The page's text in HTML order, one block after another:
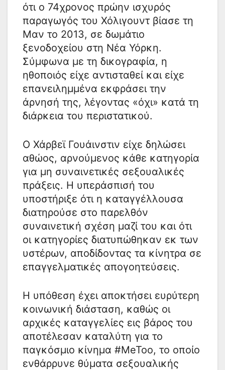
ότι ο 74χρονος πρώην ισχυρός
παραγωγός του Χόλιγουντ βίασε τη
Μαν το 2013, σε δωμάτιο
ξενοδοχείου στη Νέα Υόρκη.
Σύμφωνα με τη δικογραφία, η
ηθοποιός είχε αντισταθεί και είχε
επανειλημμένα εκφράσει την
άρνησή της, λέγοντας «όχι» κατά τη
διάρκεια του περιστατικού.
Ο Χάρβεϊ Γουάινστιν είχε δηλώσει
αθώος, αρνούμενος κάθε κατηγορία
για μη συναινετικές σεξουαλικές
πράξεις. Η υπεράσπισή του
υποστήριξε ότι η καταγγέλλουσα
διατηρούσε στο παρελθόν
συναινετική σχέση μαζί του και ότι
οι κατηγορίες διατυπώθηκαν εκ των
υστέρων, αποδίδοντας τα κίνητρα σε
επαγγελματικές απογοητεύσεις.
Η υπόθεση έχει αποκτήσει ευρύτερη
κοινωνική διάσταση, καθώς οι
αρχικές καταγγελίες εις βάρος του
αποτέλεσαν καταλύτη για το
παγκόσμιο κίνημα #MeToo, το οποίο
ενθάρρυνε θύματα σεξουαλικής